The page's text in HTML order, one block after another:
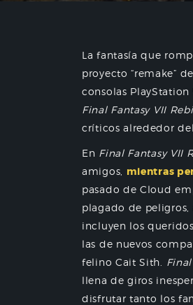
La fantasía que
proyecto “remake” de
consolas
Final FantasyVII
críticos alrededor
En Final FantasyVII
amigos, mientras
pasado de Cloud
plagado de peligros,
incluyen los
las de nuevos
felino Cait Sith.
llena de giros
disfrutar tanto los